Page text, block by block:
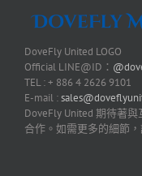
DoveFly United LOGO
Official LINE@ID：
TEL : + 886 4 2626 9101
E-mail :
DoveFly United 期待著
合作。如需更多的細節